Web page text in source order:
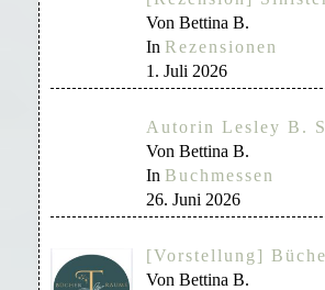
Von Bettina B.
In Rezensionen
1. Juli 2026
Autorin Lesley B.
Von Bettina B.
In Buchmessen
26. Juni 2026
[Vorstellung]
Von Bettina B.